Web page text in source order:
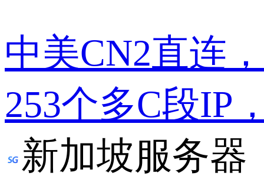
中美CN2直连
253个多C段IP
新加坡服务器